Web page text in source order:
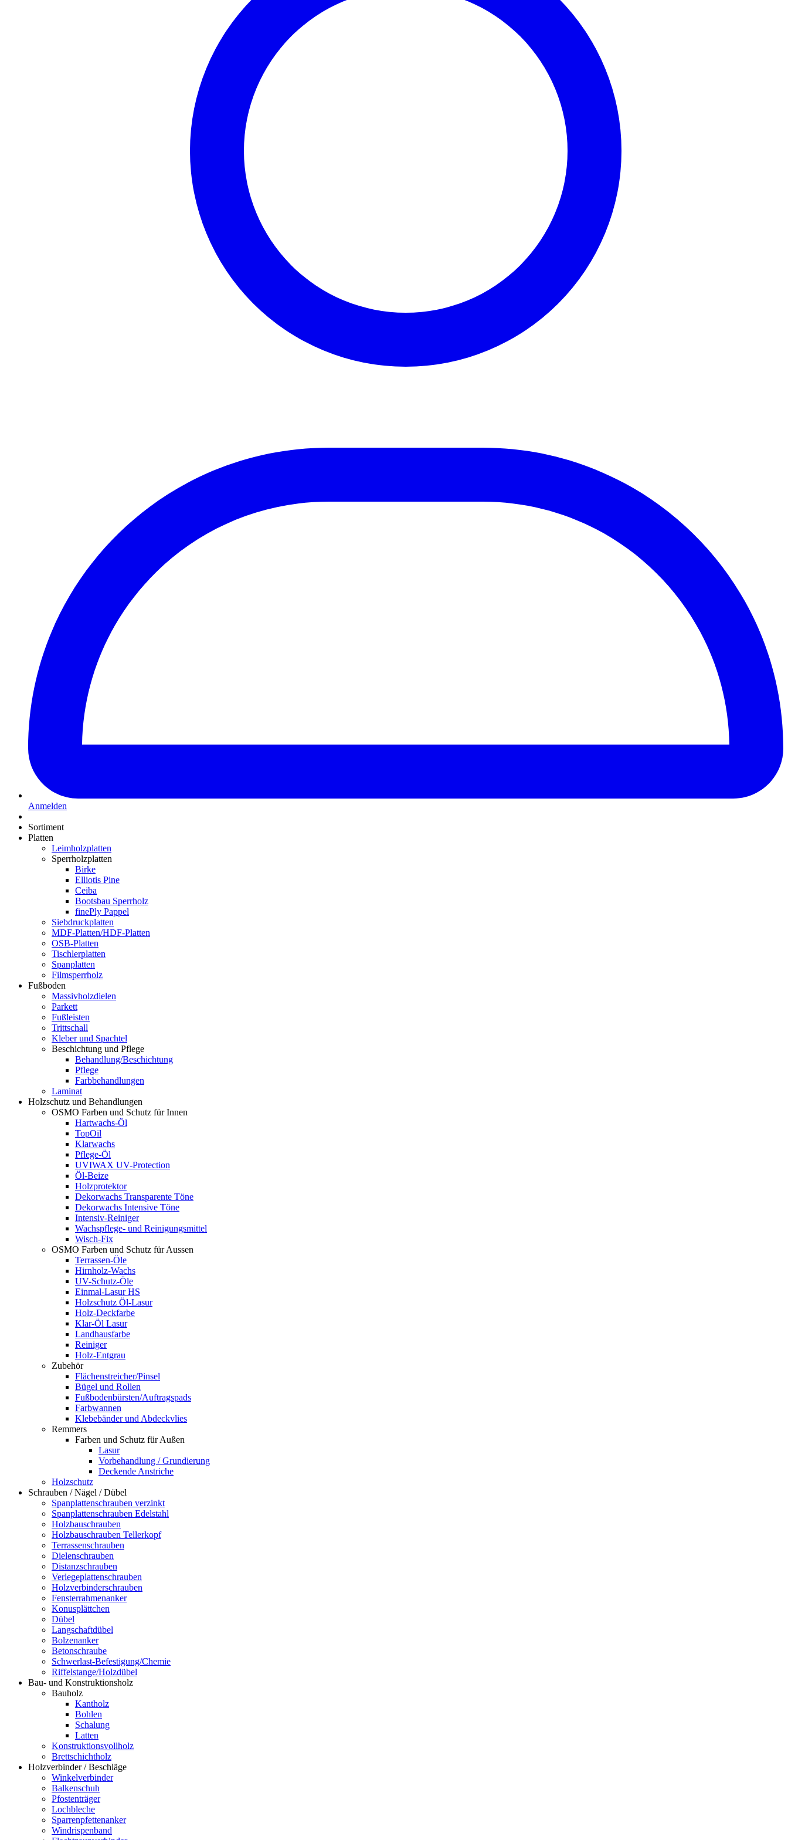
Anmelden
Sortiment
Platten
Leimholzplatten
Sperrholzplatten
Birke
Elliotis Pine
Ceiba
Bootsbau Sperrholz
finePly Pappel
Siebdruckplatten
MDF-Platten/HDF-Platten
OSB-Platten
Tischlerplatten
Spanplatten
Filmsperrholz
Fußboden
Massivholzdielen
Parkett
Fußleisten
Trittschall
Kleber und Spachtel
Beschichtung und Pflege
Behandlung/Beschichtung
Pflege
Farbbehandlungen
Laminat
Holzschutz und Behandlungen
OSMO Farben und Schutz für Innen
Hartwachs-Öl
TopOil
Klarwachs
Pflege-Öl
UVIWAX UV-Protection
Öl-Beize
Holzprotektor
Dekorwachs Transparente Töne
Dekorwachs Intensive Töne
Intensiv-Reiniger
Wachspflege- und Reinigungsmittel
Wisch-Fix
OSMO Farben und Schutz für Aussen
Terrassen-Öle
Hirnholz-Wachs
UV-Schutz-Öle
Einmal-Lasur HS
Holzschutz Öl-Lasur
Holz-Deckfarbe
Klar-Öl Lasur
Landhausfarbe
Reiniger
Holz-Entgrau
Zubehör
Flächenstreicher/Pinsel
Bügel und Rollen
Fußbodenbürsten/Auftragspads
Farbwannen
Klebebänder und Abdeckvlies
Remmers
Farben und Schutz für Außen
Lasur
Vorbehandlung / Grundierung
Deckende Anstriche
Holzschutz
Schrauben / Nägel / Dübel
Spanplattenschrauben verzinkt
Spanplattenschrauben Edelstahl
Holzbauschrauben
Holzbauschrauben Tellerkopf
Terrassenschrauben
Dielenschrauben
Distanzschrauben
Verlegeplattenschrauben
Holzverbinderschrauben
Fensterrahmenanker
Konusplättchen
Dübel
Langschaftdübel
Bolzenanker
Betonschraube
Schwerlast-Befestigung/Chemie
Riffelstange/Holzdübel
Bau- und Konstruktionsholz
Bauholz
Kantholz
Bohlen
Schalung
Latten
Konstruktionsvollholz
Brettschichtholz
Holzverbinder / Beschläge
Winkelverbinder
Balkenschuh
Pfostenträger
Lochbleche
Sparrenpfettenanker
Windrispenband